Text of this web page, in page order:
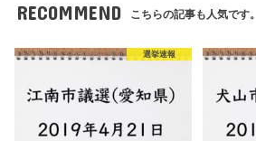
RECOMMEND こちらの記事も人気です。
選挙速報